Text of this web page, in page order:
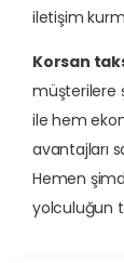
iletişim
Korsan
müşterilere
ile hem
avantajları
Hemen
yolculuğun